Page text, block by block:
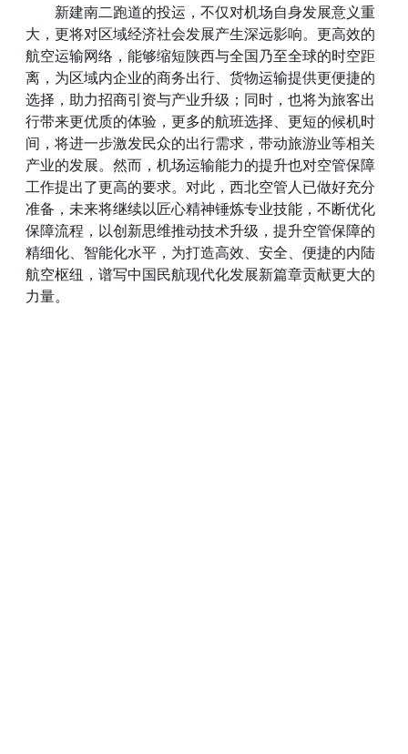
新建南二跑道的投运，不仅对机场自身发展意义重
大，更将对区域经济社会发展产生深远影响。更高效的
航空运输网络，能够缩短陕西与全国乃至全球的时空距
离，为区域内企业的商务出行、货物运输提供更便捷的
选择，助力招商引资与产业升级；同时，也将为旅客出
行带来更优质的体验，更多的航班选择、更短的候机时
间，将进一步激发民众的出行需求，带动旅游业等相关
产业的发展。然而，机场运输能力的提升也对空管保障
工作提出了更高的要求。对此，西北空管人已做好充分
准备，未来将继续以匠心精神锤炼专业技能，不断优化
保障流程，以创新思维推动技术升级，提升空管保障的
精细化、智能化水平，为打造高效、安全、便捷的内陆
航空枢纽，谱写中国民航现代化发展新篇章贡献更大的
力量。